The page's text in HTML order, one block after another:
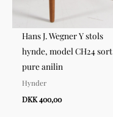
Hans J. Wegner Y stols
hynde, model CH24 sort
pure anilin
Hynder
DKK 400,00